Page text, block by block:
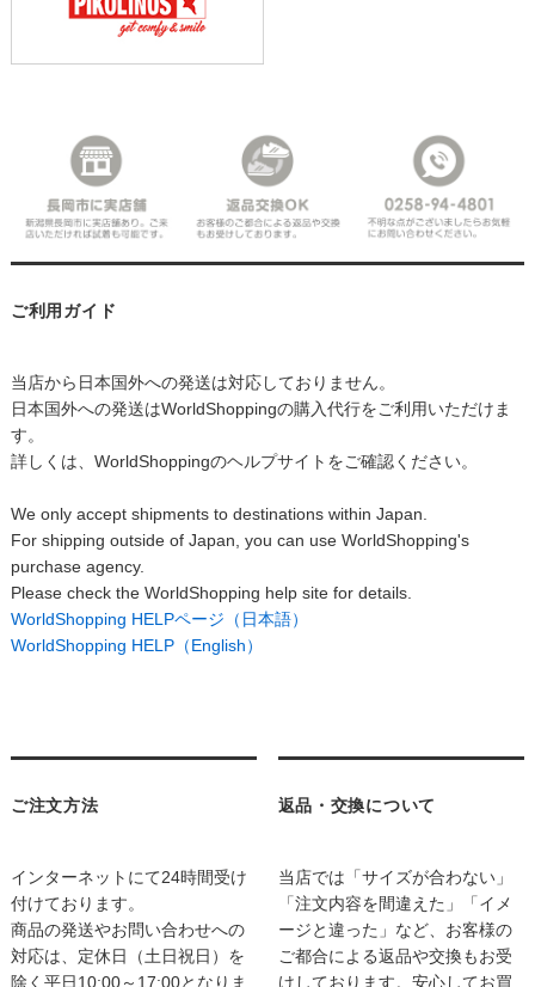
ご利用ガイド
当店から日本国外への発送は対応しておりません。
日本国外への発送はWorldShoppingの購入代行をご利用いただけま
す。
詳しくは、WorldShoppingのヘルプサイトをご確認ください。
We only accept shipments to destinations within Japan.
For shipping outside of Japan, you can use WorldShopping's
purchase agency.
Please check the WorldShopping help site for details.
WorldShopping HELPページ（日本語）
WorldShopping HELP（English）
ご注文方法
インターネットにて24時間受け
付けております。
商品の発送やお問い合わせへの
対応は、定休日（土日祝日）を
除く平日10:00～17:00となりま
返品・交換について
当店では「サイズが合わない」
「注文内容を間違えた」「イメ
ージと違った」など、お客様の
ご都合による返品や交換もお受
けしております。安心してお買